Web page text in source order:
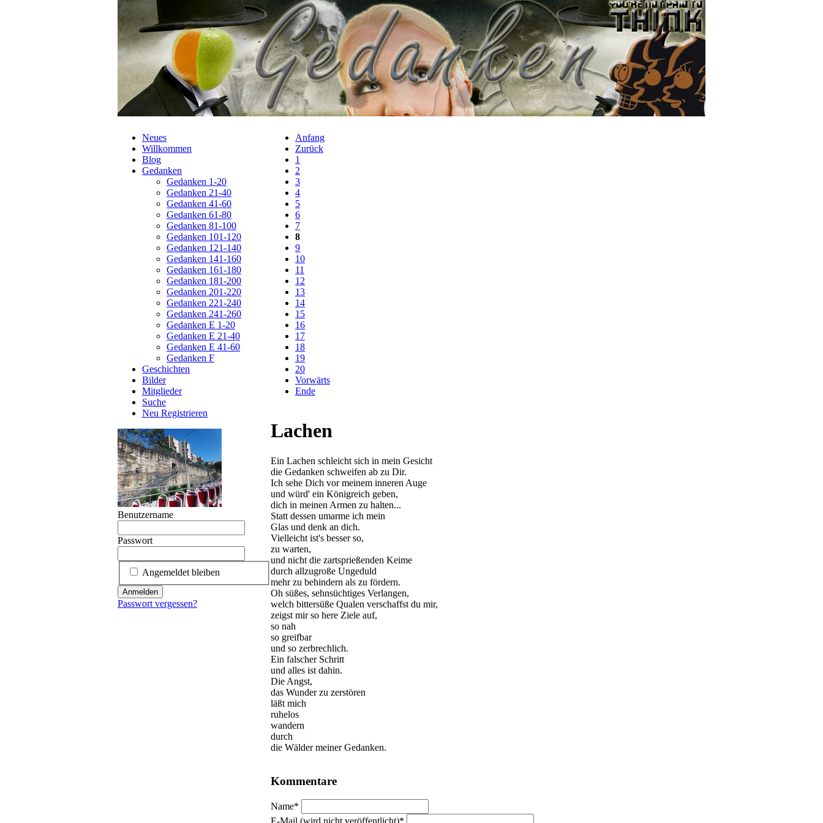
Anfang
Zurück
1
2
3
4
5
6
7
8
9
10
11
12
13
14
15
16
17
18
19
20
Vorwärts
Ende
Lachen
Ein Lachen schleicht sich in mein Gesicht
die Gedanken schweifen ab zu Dir.
Ich sehe Dich vor meinem inneren Auge
und würd' ein Königreich geben,
dich in meinen Armen zu halten...
Statt dessen umarme ich mein
Glas und denk an dich.
Vielleicht ist's besser so,
zu warten,
und nicht die zartsprießenden Keime
durch allzugroße Ungeduld
mehr zu behindern als zu fördern.
Oh süßes, sehnsüchtiges Verlangen,
welch bittersüße Qualen verschaffst du mir,
zeigst mir so here Ziele auf,
so nah
so greifbar
und so zerbrechlich.
Ein falscher Schritt
und alles ist dahin.
Die Angst,
das Wunder zu zerstören
läßt mich
ruhelos
wandern
durch
die Wälder meiner Gedanken.
Kommentare
Pflichtfeld
Name*
Pflichtfeld
überspringen
Neues
Willkommen
Blog
Gedanken
Gedanken 1-20
Gedanken 21-40
Gedanken 41-60
Gedanken 61-80
Gedanken 81-100
Gedanken 101-120
Gedanken 121-140
Gedanken 141-160
Gedanken 161-180
Gedanken 181-200
Gedanken 201-220
Gedanken 221-240
Gedanken 241-260
Gedanken E 1-20
Gedanken E 21-40
Gedanken E 41-60
Gedanken F
Geschichten
Bilder
Mitglieder
Suche
Neu Registrieren
Benutzername
Passwort
Angemeldet bleiben
Anmelden
Passwort vergessen?